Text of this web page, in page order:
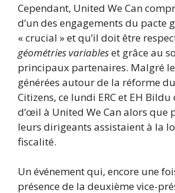
Cependant, United We Can
d’un des engagements du pacte
« crucial » et qu’il doit être
géométries variableset grâce au
principaux partenaires. Malgré
générées autour de la réforme
Citizens, ce lundi ERC et EH
d’œil à United We Can alors que
leurs dirigeants assistaient à la
fiscalité.
Un événement qui, encore une
présence de la deuxième vice-